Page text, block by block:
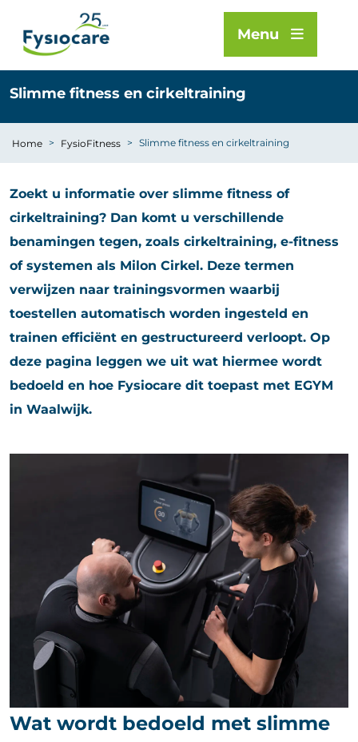
Menu
Slimme fitness en cirkeltraining
Home > FysioFitness > Slimme fitness en cirkeltraining
Zoekt u informatie over slimme fitness of
cirkeltraining? Dan komt u verschillende
benamingen tegen, zoals cirkeltraining, e-fitness
of systemen als Milon Cirkel. Deze termen
verwijzen naar trainingsvormen waarbij
toestellen automatisch worden ingesteld en
trainen efficiënt en gestructureerd verloopt. Op
deze pagina leggen we uit wat hiermee wordt
bedoeld en hoe Fysiocare dit toepast met EGYM
in Waalwijk.
Wat wordt bedoeld met slimme